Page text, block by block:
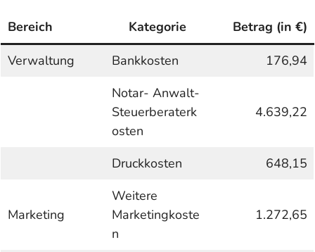
Bereich Kategorie
Betrag (in €)
Verwaltung
Bankkosten
176,94
Notar- Anwalt-
Steuerberaterk
osten
4.639,22
Druckkosten 648,15
Marketing
Weitere
Marketingkoste
n
1.272,65